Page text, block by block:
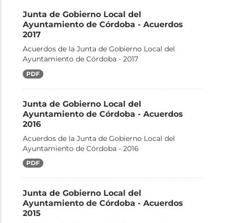
Junta de Gobierno Local del
Ayuntamiento de Córdoba - Acuerdos
2017
Acuerdos de la Junta de Gobierno Local del
Ayuntamiento de Córdoba - 2017
PDF
Junta de Gobierno Local del
Ayuntamiento de Córdoba - Acuerdos
2016
Acuerdos de la Junta de Gobierno Local del
Ayuntamiento de Córdoba - 2016
PDF
Junta de Gobierno Local del
Ayuntamiento de Córdoba - Acuerdos
2015